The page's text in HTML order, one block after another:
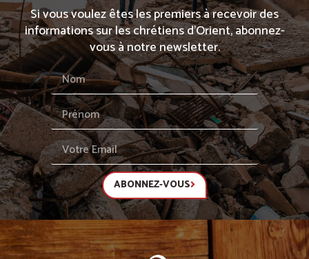
Si vous voulez êtes les premiers à recevoir des
informations sur les chrétiens d’Orient, abonnez-
vous à notre newsletter.
ABONNEZ-VOUS